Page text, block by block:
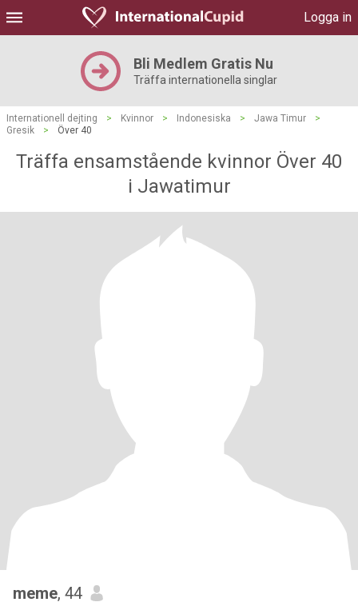
Logga in
Bli Medlem Gratis Nu
Träffa internationella singlar
Internationell dejting > Kvinnor > Indonesiska > Jawa Timur
>
Gresik
> Över 40
Träffa ensamstående kvinnor Över 40
i Jawatimur
meme, 44